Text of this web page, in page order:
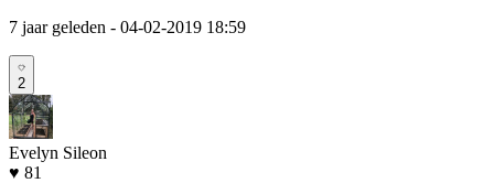
7 jaar geleden - 04-02-2019 18:59
2
Evelyn Sileon
♥ 81